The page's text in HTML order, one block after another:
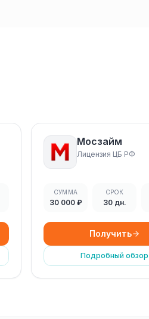
Мосзайм
Лицензия ЦБ РФ
СУММА
30 000 ₽
СРОК
30 дн.
Получить
Подробный обзор